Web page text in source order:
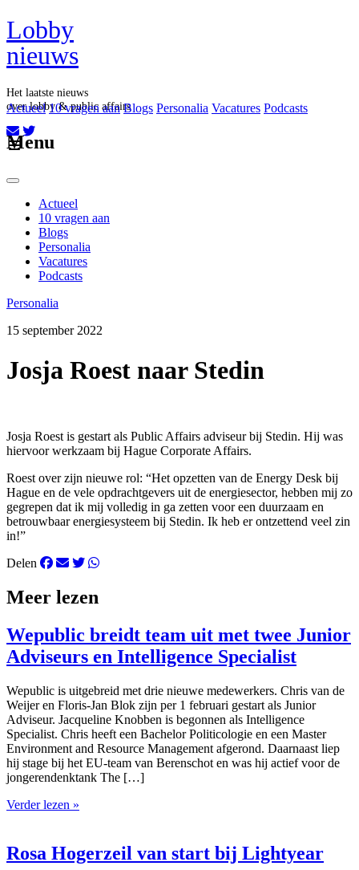
Lobby
nieuws
Het laatste nieuws
over lobby & public affairs
Aboneer op onze nieuwsbrief
Actueel 10 vragen aan Blogs Personalia Vacatures Podcasts
Menu
Actueel
10 vragen aan
Blogs
Personalia
Vacatures
Podcasts
Personalia
15 september 2022
Josja Roest naar Stedin
Josja Roest is gestart als Public Affairs adviseur bij Stedin. Hij was
hiervoor werkzaam bij Hague Corporate Affairs.
Roest over zijn nieuwe rol: “Het opzetten van de Energy Desk bij
Hague en de vele opdrachtgevers uit de energiesector, hebben mij zo
gegrepen dat ik mij volledig in ga zetten voor een duurzaam en
betrouwbaar energiesysteem bij Stedin. Ik heb er ontzettend veel zin
in!”
Delen
Meer lezen
Wepublic breidt team uit met twee Junior
Adviseurs en Intelligence Specialist
Wepublic is uitgebreid met drie nieuwe medewerkers. Chris van de
Weijer en Floris-Jan Blok zijn per 1 februari gestart als Junior
Adviseur. Jacqueline Knobben is begonnen als Intelligence
Specialist. Chris heeft een Bachelor Politicologie en een Master
Environment and Resource Management afgerond. Daarnaast liep
hij stage bij het EU-team van Berenschot en was hij actief voor de
jongerendenktank The […]
Verder lezen »
Rosa Hogerzeil van start bij Lightyear